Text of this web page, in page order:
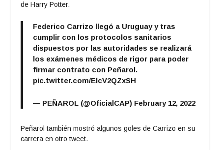
de Harry Potter.
Federico Carrizo llegó a Uruguay y tras
cumplir con los protocolos sanitarios
dispuestos por las autoridades se realizará
los exámenes médicos de rigor para poder
firmar contrato con Peñarol.
pic.twitter.com/ElcV2QZxSH
— PEÑAROL (@OficialCAP) February 12, 2022
Peñarol también mostró algunos goles de Carrizo en su
carrera en otro tweet.